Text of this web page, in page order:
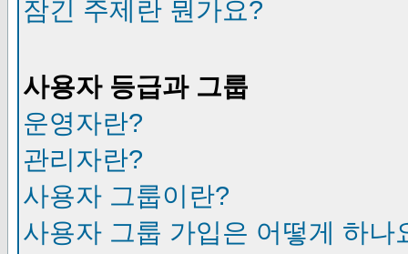
잠긴 주제란 뭔가요?
사용자 등급과 그룹
운영자란?
관리자란?
사용자 그룹이란?
사용자 그룹 가입은 어떻게 하나